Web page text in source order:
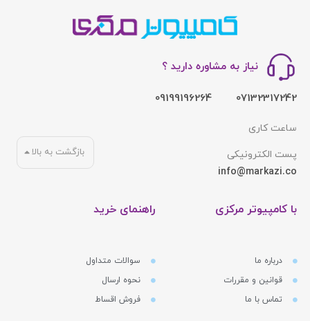
نیاز به مشاوره دارید ؟
07132317242
09199196264
ساعت کاری
پست الکترونیکی
info@markazi.co
با کامپیوتر مرکزی
درباره ما
قوانین و مقررات
تماس با ما
راهنمای خرید
سوالات متداول
نحوه ارسال
فروش اقساط
بازگشت به بالا